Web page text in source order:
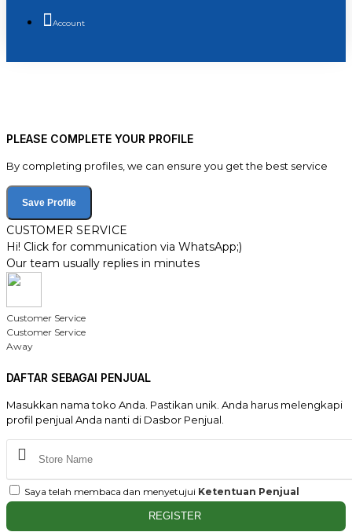
Account
PLEASE COMPLETE YOUR PROFILE
By completing profiles, we can ensure you get the best service
Save Profile
CUSTOMER SERVICE
Hi! Click for communication via WhatsApp;)
Our team usually replies in minutes
Customer Service
Customer Service
Away
DAFTAR SEBAGAI PENJUAL
Masukkan nama toko Anda. Pastikan unik. Anda harus melengkapi
profil penjual Anda nanti di Dasbor Penjual.
Saya telah membaca dan menyetujui Ketentuan Penjual
REGISTER